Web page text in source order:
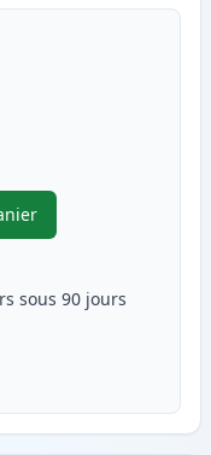
de 5 Brother TN2120
sous 90 jours